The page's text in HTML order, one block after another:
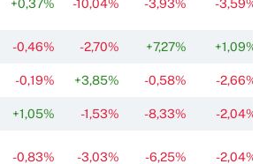
+0,37% -10,04% -3,93% -3,59%
-0,46% -2,70% +7,27% +1,09%
-0,19% +3,85% -0,58% -2,66%
+1,05% -1,53% -8,33% -2,04%
-0,83% -3,03% -6,25% -2,04%